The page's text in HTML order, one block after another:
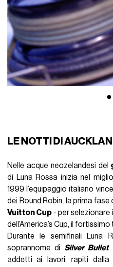
LE NOTTI DI
Nelle acque neozelandesi del
di Luna Rossa inizia nel
1999 l’equipaggio italiano
dei Round Robin, la prima
Vuitton Cup - per selezionare
dell’America’s Cup, il
Durante le semifinali Luna
soprannome di Silver Bullet
addetti ai lavori, rapiti